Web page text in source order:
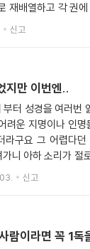
재배열하고 각 권
말로 그동안 머리
신고
지만 이번엔..
터 성경을 여러번
려운 지명이나 인
라구요 그 어렵다
니 아하 소리가 절
사람 특히 친구에
신고
람이라면 꼭 1독